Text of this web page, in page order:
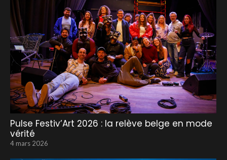
Pulse Festiv’Art 2026 : la relève belge en mode
vérité
4 mars 2026